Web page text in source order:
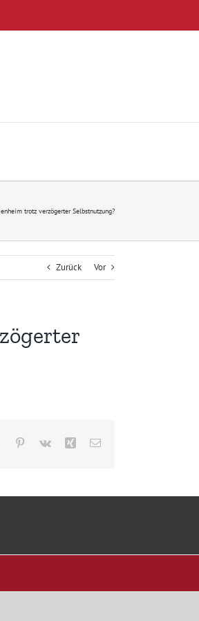
trotz verzögerter Selbstnutzung?
Zurück Vor
Tumblr Pinterest
Vk Xing E-